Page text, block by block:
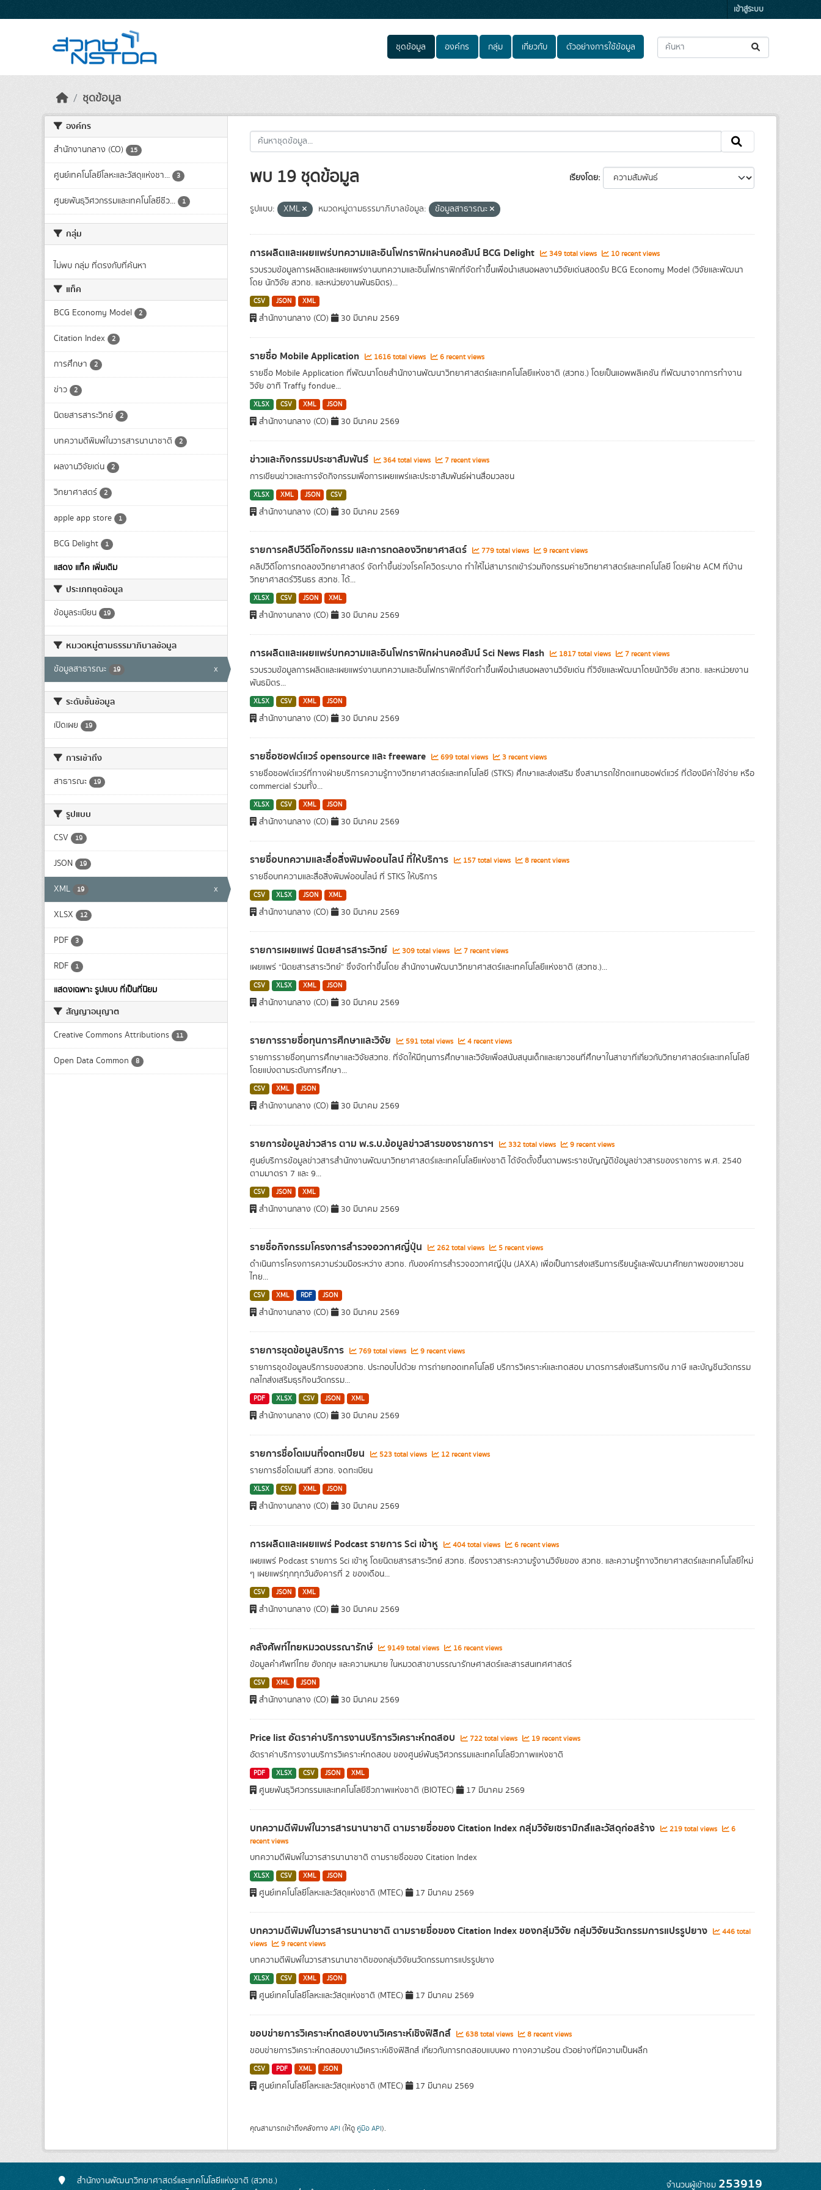
เข้าสู่ระบบ
ชุดข้อมูล องค์กร กลุ่ม เกี่ยวกับ ตัวอย่างการใช้ข้อมูล
ชุดข้อมูล
องค์กร
สำนักงานกลาง (CO) 15
ศูนย์เทคโนโลยีโลหะและวัสดุแห่งชา... 3
ศูนยพันธุวิศวกรรมและเทคโนโลยีชีว... 1
กลุ่ม
ไม่พบ กลุ่ม ที่ตรงกับที่ค้นหา
แท็ค
BCG Economy Model 2
Citation Index 2
การศึกษา 2
ข่าว 2
นิตยสารสาระวิทย์ 2
บทความตีพิมพ์ในวารสารนานาชาติ 2
ผลงานวิจัยเด่น 2
วิทยาศาสตร์ 2
apple app store 1
BCG Delight 1
แสดง แท็ค เพิ่มเติม
ประเภทชุดข้อมูล
ข้อมูลระเบียน 19
หมวดหมู่ตามธรรมาภิบาลข้อมูล
ข้อมูลสาธารณะ 19 x
ระดับชั้นข้อมูล
เปิดเผย 19
การเข้าถึง
สาธารณะ 19
รูปแบบ
CSV 19
JSON 19
XML 19 x
XLSX 12
PDF 3
RDF 1
แสดงเฉพาะ รูปแบบ ที่เป็นที่นิยม
สัญญาอนุญาต
Creative Commons Attributions 11
Open Data Common 8
เรียงโดย
พบ 19 ชุดข้อมูล
รูปแบบ: XML หมวดหมู่ตามธรรมาภิบาลข้อมูล: ข้อมูลสาธารณะ
การผลิตและเผยแพร่บทความและอินโฟกราฟิกผ่านคอลัมน์ BCG Delight 349 total views 10 recent views
รวบรวมข้อมูลการผลิตและเผยแพร่งานบทความและอินโฟกราฟิกที่จัดทำขึ้นเพื่อนำเสนอผลงานวิจัยเด่นสอดรับ BCG Economy Model (วิจัยและพัฒนา
โดย นักวิจัย สวทช. และหน่วยงานพันธมิตร)...
CSV JSON XML
สำนักงานกลาง (CO) 30 มีนาคม 2569
รายชื่อ Mobile Application 1616 total views 6 recent views
รายชื่อ Mobile Application ที่พัฒนาโดยสำนักงานพัฒนาวิทยาศาสตร์และเทคโนโลยีแห่งชาติ (สวทช.) โดยเป็นแอพพลิเคชัน ที่พัฒนาจากการทำงาน
วิจัย อาทิ Traffy fondue...
XLSX CSV XML JSON
สำนักงานกลาง (CO) 30 มีนาคม 2569
ข่าวและกิจกรรมประชาสัมพันธ์ 364 total views 7 recent views
การเขียนข่าวและการจัดกิจกรรมเพื่อการเผยแพร่และประชาสัมพันธ์ผ่านสื่อมวลชน
XLSX XML JSON CSV
สำนักงานกลาง (CO) 30 มีนาคม 2569
รายการคลิปวีดีโอกิจกรรม และการทดลองวิทยาศาสตร์ 779 total views 9 recent views
คลิปวีดีโอการทดลองวิทยาศาสตร์ จัดทำขึ้นช่วงโรคโควิดระบาด ทำให้ไม่สามารถเข้าร่วมกิจกรรมค่ายวิทยาศาสตร์และเทคโนโลยี โดยฝ่าย ACM ที่บ้าน
วิทยาศาสตร์วิรินธร สวทช. ได้...
XLSX CSV JSON XML
สำนักงานกลาง (CO) 30 มีนาคม 2569
การผลิตและเผยแพร่บทความและอินโฟกราฟิกผ่านคอลัมน์ Sci News Flash 1817 total views 7 recent views
รวบรวมข้อมูลการผลิตและเผยแพร่งานบทความและอินโฟกราฟิกที่จัดทำขึ้นเพื่อนำเสนอผลงานวิจัยเด่น ที่วิจัยและพัฒนาโดยนักวิจัย สวทช. และหน่วยงาน
พันธมิตร...
XLSX CSV XML JSON
สำนักงานกลาง (CO) 30 มีนาคม 2569
รายชื่อซอฟต์แวร์ opensource และ freeware 699 total views 3 recent views
รายชื่อซอฟต์แวร์ที่ทางฝ่ายบริการความรู้ทางวิทยาศาสตร์และเทคโนโลยี (STKS) ศึกษาและส่งเสริม ซึ่งสามารถใช้ทดแทนซอฟต์แวร์ ที่ต้องมีค่าใช้จ่าย หรือ
commercial ร่วมทั้ง...
XLSX CSV XML JSON
สำนักงานกลาง (CO) 30 มีนาคม 2569
รายชื่อบทความและสื่อสิ่งพิมพ์ออนไลน์ ที่ให้บริการ 157 total views 8 recent views
รายชื่อบทความและสื่อสิ่งพิมพ์ออนไลน์ ที่ STKS ให้บริการ
CSV XLSX JSON XML
สำนักงานกลาง (CO) 30 มีนาคม 2569
รายการเผยแพร่ นิตยสารสาระวิทย์ 309 total views 7 recent views
เผยแพร่ “นิตยสารสาระวิทย์” ซึ่งจัดทำขึ้นโดย สำนักงานพัฒนาวิทยาศาสตร์และเทคโนโลยีแห่งชาติ (สวทช.)...
CSV XLSX XML JSON
สำนักงานกลาง (CO) 30 มีนาคม 2569
รายการรายชื่อทุนการศึกษาและวิจัย 591 total views 4 recent views
รายการรายชื่อทุนการศึกษาและวิจัยสวทช. ที่จัดให้มีทุนการศึกษาและวิจัยเพื่อสนับสนุนเด็กและเยาวชนที่ศึกษาในสาขาที่เกี่ยวกับวิทยาศาสตร์และเทคโนโลยี
โดยแบ่งตามระดับการศึกษา...
CSV XML JSON
สำนักงานกลาง (CO) 30 มีนาคม 2569
รายการข้อมูลข่าวสาร ตาม พ.ร.บ.ข้อมูลข่าวสารของราชการฯ 332 total views 9 recent views
ศูนย์บริการข้อมูลข่าวสารสำนักงานพัฒนาวิทยาศาสตร์และเทคโนโลยีแห่งชาติ ได้จัดตั้งขึ้นตามพระราชบัญญัติข้อมูลข่าวสารของราชการ พ.ศ. 2540
ตามมาตรา 7 และ 9...
CSV JSON XML
สำนักงานกลาง (CO) 30 มีนาคม 2569
รายชื่อกิจกรรมโครงการสำรวจอวกาศญี่ปุ่น 262 total views 5 recent views
ดำเนินการโครงการความร่วมมือระหว่าง สวทช. กับองค์การสำรวจอวกาศญี่ปุ่น (JAXA) เพื่อเป็นการส่งเสริมการเรียนรู้และพัฒนาศักยภาพของเยาวชน
ไทย...
CSV XML RDF JSON
สำนักงานกลาง (CO) 30 มีนาคม 2569
รายการชุดข้อมูลบริการ 769 total views 9 recent views
รายการชุดข้อมูลบริการของสวทช. ประกอบไปด้วย การถ่ายทอดเทคโนโลยี บริการวิเคราะห์และทดสอบ มาตรการส่งเสริมการเงิน ภาษี และบัญชีนวัตกรรม
กลไกส่งเสริมธุรกิจนวัตกรรม...
PDF XLSX CSV JSON XML
สำนักงานกลาง (CO) 30 มีนาคม 2569
รายการชื่อโดเมนที่จดทะเบียน 523 total views 12 recent views
รายการชื่อโดเมนที่ สวทช. จดทะเบียน
XLSX CSV XML JSON
สำนักงานกลาง (CO) 30 มีนาคม 2569
การผลิตและเผยแพร่ Podcast รายการ Sci เข้าหู 404 total views 6 recent views
เผยแพร่ Podcast รายการ Sci เข้าหู โดยนิตยสารสาระวิทย์ สวทช. เรื่องราวสาระความรู้งานวิจัยของ สวทช. และความรู้ทางวิทยาศาสตร์และเทคโนโลยีใหม่
ๆ เผยแพร่ทุกทุกวันอังคารที่ 2 ของเดือน...
CSV JSON XML
สำนักงานกลาง (CO) 30 มีนาคม 2569
คลังศัพท์ไทยหมวดบรรณารักษ์ 9149 total views 16 recent views
ข้อมูลคำศัพท์ไทย อังกฤษ และความหมาย ในหมวดสาขาบรรณารักษศาสตร์และสารสนเทศศาสตร์
CSV XML JSON
สำนักงานกลาง (CO) 30 มีนาคม 2569
Price list อัตราค่าบริการงานบริการวิเคราะห์ทดสอบ 722 total views 19 recent views
อัตราค่าบริการงานบริการวิเคราะห์ทดสอบ ของศูนย์พันธุวิศวกรรมและเทคโนโลยีวภาพแห่งชาติ
PDF XLSX CSV JSON XML
ศูนยพันธุวิศวกรรมและเทคโนโลยีชีวภาพแห่งชาติ (BIOTEC) 17 มีนาคม 2569
บทความตีพิมพ์ในวารสารนานาชาติ ตามรายชื่อของ Citation Index กลุ่มวิจัยเซรามิกส์และวัสดุก่อสร้าง 219 total views
6
recent views
บทความตีพิมพ์ในวารสารนานาชาติ ตามรายชื่อของ Citation Index
XLSX CSV XML JSON
ศูนย์เทคโนโลยีโลหะและวัสดุแห่งชาติ (MTEC) 17 มีนาคม 2569
บทความตีพิมพ์ในวารสารนานาชาติ ตามรายชื่อของ Citation Index ของกลุ่มวิจัย กลุ่มวิจัยนวัตกรรมการแปรรูปยาง
446 total
views
9 recent views
บทความตีพิมพ์ในวารสารนานาชาติของกลุ่มวิจัยนวัตกรรมการแปรรูปยาง
XLSX CSV XML JSON
ศูนย์เทคโนโลยีโลหะและวัสดุแห่งชาติ (MTEC) 17 มีนาคม 2569
ขอบข่ายการวิเคราะห์ทดสอบงานวิเคราะห์เชิงฟิสิกส์ 638 total views 8 recent views
ขอบข่ายการวิเคราะห์ทดสอบงานวิเคราะห์เชิงฟิสิกส์ เกี่ยวกับการทดสอบแบบผง ทางความร้อน ตัวอย่างที่มีความเป็นผลึก
CSV PDF XML JSON
ศูนย์เทคโนโลยีโลหะและวัสดุแห่งชาติ (MTEC) 17 มีนาคม 2569
คุณสามารถเข้าถึงคลังทาง API (ให้ดู คู่มือ API).
สำนักงานพัฒนาวิทยาศาสตร์และเทคโนโลยีแห่งชาติ (สวทช.)
จำนวนผู้เข้าชม 253919